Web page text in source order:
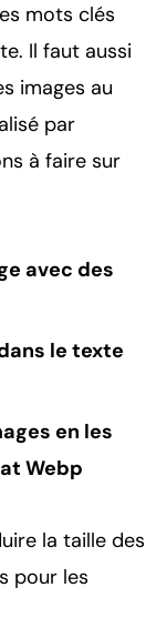
mots clés
Il faut aussi
images au
par
à faire sur
avec des
le texte
en les
Webp
la taille des
pour les